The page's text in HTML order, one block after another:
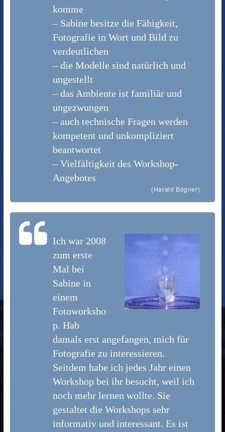
komme
– Sabine besitze die Fähigkeit,
Fotografie in Wort und Bild zu
verdeutlichen
– die Modelle sind natürlich und
ungestellt
– das Ambiente ist familiär und
ungezwungen
– auch technische Fragen werden
kompetent und unkompliziert
beantwortet
– Vielfältigkeit des Workshop-
Angebotes
(Harald Bogner)
Ich war 2008
zum erste
Mal bei
Sabine in
einem
Fotoworksho
p. Hab
damals erst angefangen, mich für
Fotografie zu interessieren.
Seitdem habe ich jedes Jahr einen
Workshop bei ihr besucht, weil ich
noch mehr lernen wollte. Sie
gestaltet die Workshops sehr
informativ und interessant. Es ist